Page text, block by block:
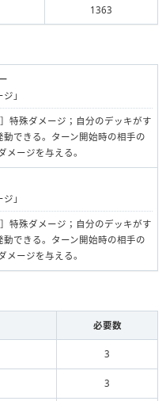
1363
」
特殊ダメージ；自分のデッキがす
できる。ターン開始時の相手の
メージを与える。
」
特殊ダメージ；自分のデッキがす
できる。ターン開始時の相手の
メージを与える。
必要数
3
3